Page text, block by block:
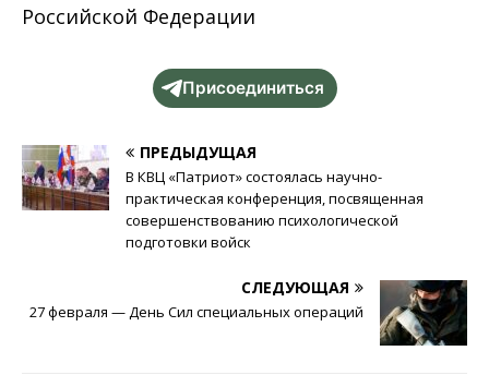
Российской Федерации
Присоединиться
ПРЕДЫДУЩАЯ
В КВЦ «Патриот» состоялась научно-
практическая конференция, посвященная
совершенствованию психологической
подготовки войск
СЛЕДУЮЩАЯ
27 февраля — День Сил специальных операций